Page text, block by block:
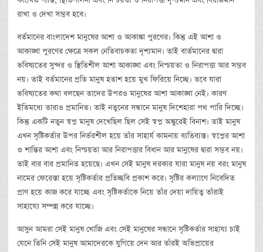
রাখা ও দেখা সম্ভব হবে।
বর্তমানের বাংলাদেশ মানুষের আশা ও আকাঙ্কা পুরণের। কিন্তু এই আশা ও
আকাঙ্খা পুরণের ক্ষেত্রে সকল নেতিবাচকতা দৃশ্যমান। তাই বার্তমানের দ্বারা
ভবিষ্যতের সুন্দর ও স্থিতিশীল আশা আকাঙ্খা এবং নিশ্চয়তা ও নিরাপত্তা আর সম্ভব
নয়। তাই বর্তমানের প্রতি মানুষ হতাশ হয়ে মুখ ফিরিয়ে নিচ্ছে। তবে যারা
ভবিষ্যতের কথা বলছেন তাদের উপরও মানুষের আশা আকাঙ্খা নেই। কারণ
ইতিমধ্যে তারাও প্রমানিত। তাই নতুনের সন্ধানে মানুষ দিশেহারা পথ পারি দিচ্ছে।
কিন্তু একটি নতুন স্বপ্ন মানুষ দেখেছিল ছিল সেই স্বপ্ন অঙ্কুরেই বিনাশ। তাই মানুষ
এখন সৃষ্টিকর্তার উপর নির্ভরশীল হয়ে তাঁর সাহার্য কামনায় ব্যতিব্যস্ত। স্বপ্নের আশা
ও শান্তির আশা এবং নিশ্চয়তা আর নিরাপত্তার বিধান আর মানুষের দ্বারা সম্ভব নয়।
তাই বার বার প্রমানিত হয়েছে। এখন সেই মানুষ দরকার যারা মানুষ নয় বরং মানুষ
নামের ফেরেস্তা হয়ে সৃষ্টিকর্তার প্রতিচ্ছবি প্রকাশ করে। সৃষ্টির কল্যাণে নিবেদিত
প্রাণ হয়ে কাজ করে যাচ্ছে এবং সৃষ্টিকর্তাকে নিয়ে তাঁর দেয়া দায়িত্ব তাঁরাই
সাহায্যে সম্পন্ন করে যাচ্ছে।
আসুন আমরা সেই মানুষ খোজি এবং সেই মানুষের সন্ধানে সৃষ্টিকর্তার সাহায্য চাই
যেনে তিনি সেই মানুষ আমাদেরকে যুগিয়ে দেন আর তাঁরই অভিপ্রায়ের